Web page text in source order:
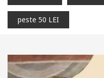
peste 50 LEI